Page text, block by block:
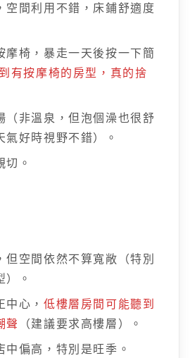
空間利用不錯，床鋪舒適度
摩椅，暴走一天後按一下簡
有按摩椅的房型，真的捨
（非溫泉，但泡個澡也很舒
氣好時視野不錯）。
切。
但空間依然不算寬敞（特別
）。
中心，低樓層房間可能聽到
聲
（建議要求高樓層）。
中偏高，特別是旺季。